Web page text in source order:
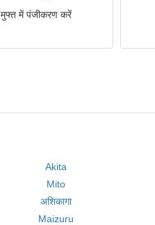
मुफ्त में पंजीकरण करें
Akita
Mito
अशिकागा
Maizuru